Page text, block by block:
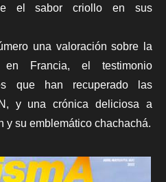
el sabor criollo en sus
una valoración sobre la
en Francia, el testimonio
que han recuperado las
y una crónica deliciosa a
y su emblemático chachachá.